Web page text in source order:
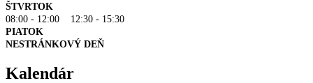
ŠTVRTOK
08:00 - 12:00 12:30 - 15:30
PIATOK
NESTRÁNKOVÝ DEŇ
Kalendár